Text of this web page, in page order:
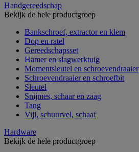
Handgereedschap
Bekijk de hele productgroep
Bankschroef, extractor en klem
Dop en ratel
Gereedschapsset
Hamer en slagwerktuig
Momentsleutel en schroevendraaier
Schroevendraaier en schroefbit
Sleutel
Snijmes, schaar en zaag
Tang
Vijl, schuurvel, schaaf
Hardware
Bekijk de hele productgroep